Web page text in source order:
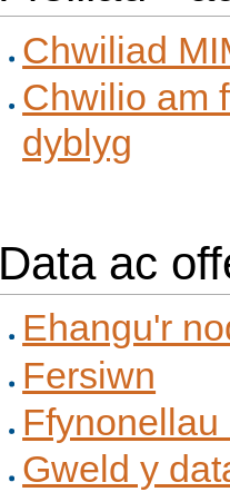
Chwiliad
Chwilio am
dyblyg
Data ac
Ehangu'r
Fersiwn
Ffynonellau
Gweld y